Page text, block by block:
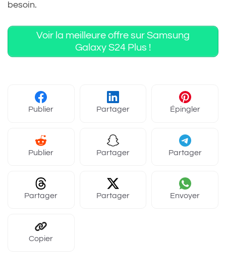
besoin.
Voir la meilleure offre sur Samsung
Galaxy S24 Plus !
Publier Partager Épingler
Publier Partager Partager
Partager Partager Envoyer
Copier